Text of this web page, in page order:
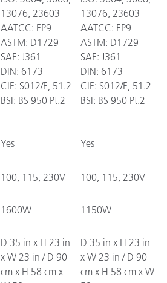
13076, 23603
AATCC: EP9
ASTM: D1729
SAE: J361
DIN: 6173
CIE: S012/E, 51.2
BSI: BS 950 Pt.2
13076, 23603
AATCC: EP9
ASTM: D1729
SAE: J361
DIN: 6173
CIE: S012/E, 51.2
BSI: BS 950 Pt.2
Yes Yes
100, 115, 230V 100, 115, 230V
1600W 1150W
D 35 in x H 23 in
x W 23 in / D 90
cm x H 58 cm x
D 35 in x H 23 in
x W 23 in / D 90
cm x H 58 cm x W